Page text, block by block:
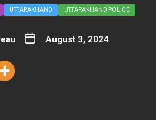
UTTARAKHAND UTTARAKHAND POLICE
August 3, 2024